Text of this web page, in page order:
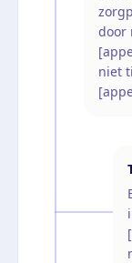
door
niet